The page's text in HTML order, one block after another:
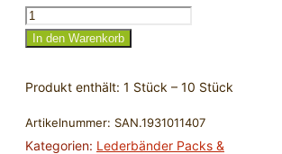
Ziegenleder-
Bänder
-
Menge
In den Warenkorb
Produkt enthält: 1 Stück – 10 Stück
Artikelnummer: SAN.1931011407
Kategorien: Lederbänder Packs &